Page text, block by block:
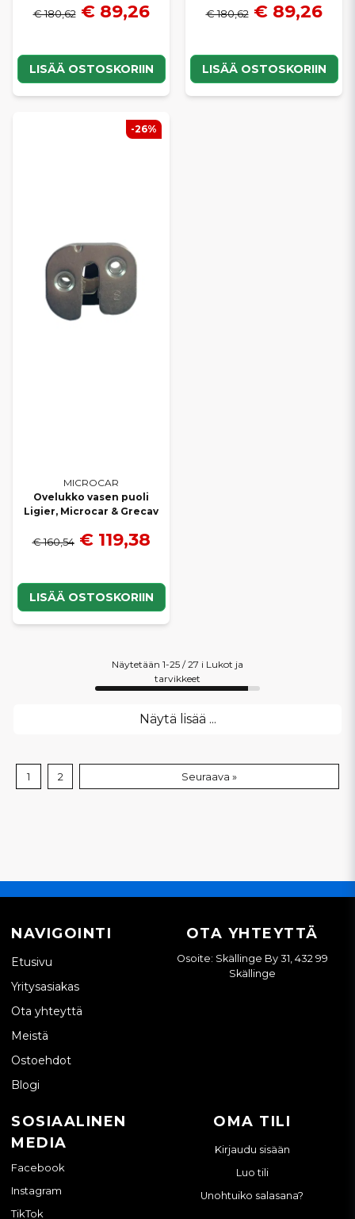
€ 180,62 € 89,26
LISÄÄ OSTOSKORIIN
€ 180,62 € 89,26
LISÄÄ OSTOSKORIIN
MICROCAR
Ovelukko vasen puoli
Ligier, Microcar & Grecav
€ 160,54 € 119,38
LISÄÄ OSTOSKORIIN
-26%
Näytetään 1-25 / 27 i Lukot ja
tarvikkeet
Näytä lisää ...
1 2 Seuraava »
NAVIGOINTI
Etusivu
Yritysasiakas
Ota yhteyttä
Meistä
Ostoehdot
Blogi
OTA YHTEYTTÄ
Osoite: Skällinge By 31, 432 99
Skällinge
SOSIAALINEN
MEDIA
Facebook
Instagram
TikTok
OMA TILI
Kirjaudu sisään
Luo tili
Unohtuiko salasana?